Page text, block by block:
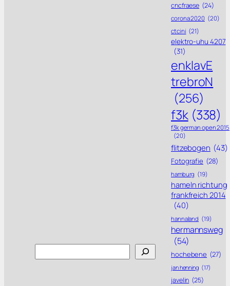
cncfraese (24)
corona 2020 (20)
ctcini (21)
elektro-uhu 4207
(31)
enklavE
trebroN
(256)
f3k (338)
f3k german open 2015
(20)
flitzebogen (43)
Fotografie (28)
hamburg (19)
hameln richtung
frankfreich 2014
(40)
hannaland (19)
hermannsweg
(54)
hochebene (27)
jan henning (17)
javelin (25)